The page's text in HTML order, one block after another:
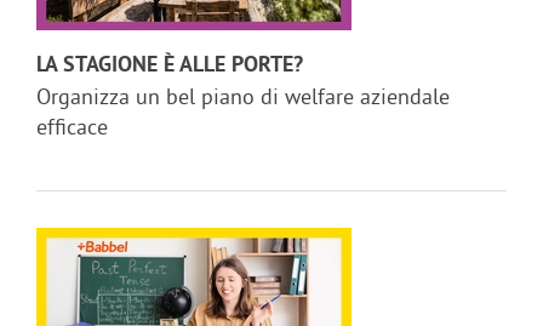
LA STAGIONE È ALLE PORTE?
Organizza un bel piano di welfare aziendale
efficace